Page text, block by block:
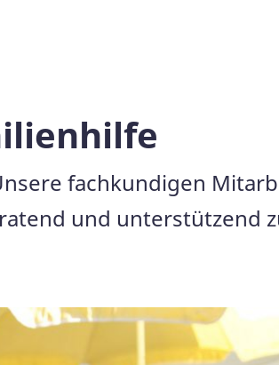
fachkundigen
und unterstützend